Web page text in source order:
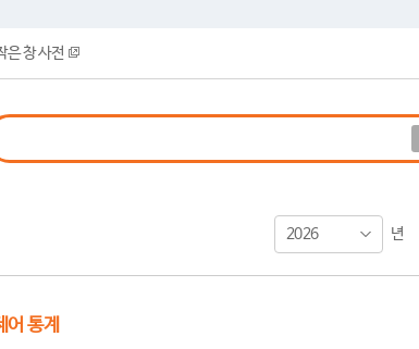
은 창 사전
2026 년
어 통계